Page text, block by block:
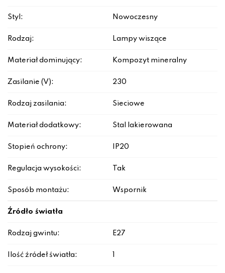
Styl: Nowoczesny
Rodzaj: Lampy wiszące
Materiał dominujący: Kompozyt mineralny
Zasilanie (V): 230
Rodzaj zasilania: Sieciowe
Materiał dodatkowy: Stal lakierowana
Stopień ochrony: IP20
Regulacja wysokości: Tak
Sposób montażu: Wspornik
Źródło światła
Rodzaj gwintu: E27
Ilość źródeł światła: